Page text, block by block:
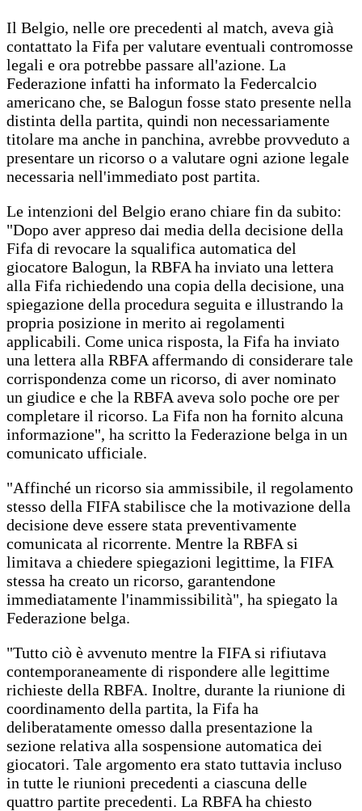
Il Belgio, nelle ore precedenti al match, aveva già
contattato la Fifa per valutare eventuali contromosse
legali e ora potrebbe passare all'azione. La
Federazione infatti ha informato la Federcalcio
americano che, se Balogun fosse stato presente nella
distinta della partita, quindi non necessariamente
titolare ma anche in panchina, avrebbe provveduto a
presentare un ricorso o a valutare ogni azione legale
necessaria nell'immediato post partita.
Le intenzioni del Belgio erano chiare fin da subito:
"Dopo aver appreso dai media della decisione della
Fifa di revocare la squalifica automatica del
giocatore Balogun, la RBFA ha inviato una lettera
alla Fifa richiedendo una copia della decisione, una
spiegazione della procedura seguita e illustrando la
propria posizione in merito ai regolamenti
applicabili. Come unica risposta, la Fifa ha inviato
una lettera alla RBFA affermando di considerare tale
corrispondenza come un ricorso, di aver nominato
un giudice e che la RBFA aveva solo poche ore per
completare il ricorso. La Fifa non ha fornito alcuna
informazione", ha scritto la Federazione belga in un
comunicato ufficiale.
"Affinché un ricorso sia ammissibile, il regolamento
stesso della FIFA stabilisce che la motivazione della
decisione deve essere stata preventivamente
comunicata al ricorrente. Mentre la RBFA si
limitava a chiedere spiegazioni legittime, la FIFA
stessa ha creato un ricorso, garantendone
immediatamente l'inammissibilità", ha spiegato la
Federazione belga.
"Tutto ciò è avvenuto mentre la FIFA si rifiutava
contemporaneamente di rispondere alle legittime
richieste della RBFA. Inoltre, durante la riunione di
coordinamento della partita, la Fifa ha
deliberatamente omesso dalla presentazione la
sezione relativa alla sospensione automatica dei
giocatori. Tale argomento era stato tuttavia incluso
in tutte le riunioni precedenti a ciascuna delle
quattro partite precedenti. La RBFA ha chiesto